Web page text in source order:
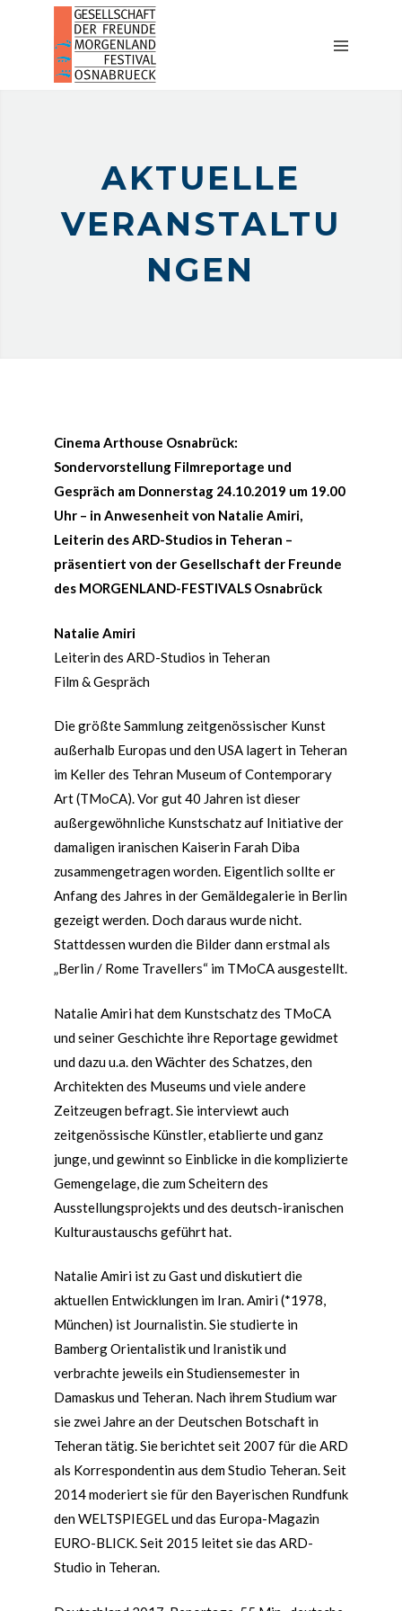
AKTUELLES
AKTIVITÄTEN
FESTIVAL
AKTUELLE
VERANSTALTU
NGEN
Cinema Arthouse Osnabrück:
Sondervorstellung Filmreportage und
Gespräch am Donnerstag 24.10.2019 um 19.00
Uhr – in Anwesenheit von Natalie Amiri,
Leiterin des ARD-Studios in Teheran –
präsentiert von der Gesellschaft der Freunde
des MORGENLAND-FESTIVALS Osnabrück
Natalie Amiri
Leiterin des ARD-Studios in Teheran
Film & Gespräch
Die größte Sammlung zeitgenössischer Kunst
außerhalb Europas und den USA lagert in Teheran
im Keller des Tehran Museum of Contemporary
Art (TMoCA). Vor gut 40 Jahren ist dieser
außergewöhnliche Kunstschatz auf Initiative der
damaligen iranischen Kaiserin Farah Diba
zusammengetragen worden. Eigentlich sollte er
Anfang des Jahres in der Gemäldegalerie in Berlin
gezeigt werden. Doch daraus wurde nicht.
Stattdessen wurden die Bilder dann erstmal als
„Berlin / Rome Travellers“ im TMoCA ausgestellt.
Natalie Amiri hat dem Kunstschatz des TMoCA
und seiner Geschichte ihre Reportage gewidmet
und dazu u.a. den Wächter des Schatzes, den
Architekten des Museums und viele andere
Zeitzeugen befragt. Sie interviewt auch
zeitgenössische Künstler, etablierte und ganz
junge, und gewinnt so Einblicke in die komplizierte
Gemengelage, die zum Scheitern des
Ausstellungsprojekts und des deutsch-iranischen
Kulturaustauschs geführt hat.
Natalie Amiri ist zu Gast und diskutiert die
aktuellen Entwicklungen im Iran. Amiri (*1978,
München) ist Journalistin. Sie studierte in
Bamberg Orientalistik und Iranistik und
verbrachte jeweils ein Studiensemester in
Damaskus und Teheran. Nach ihrem Studium war
sie zwei Jahre an der Deutschen Botschaft in
Teheran tätig. Sie berichtet seit 2007 für die ARD
als Korrespondentin aus dem Studio Teheran. Seit
2014 moderiert sie für den Bayerischen Rundfunk
den WELTSPIEGEL und das Europa-Magazin
EURO-BLICK. Seit 2015 leitet sie das ARD-
Studio in Teheran.